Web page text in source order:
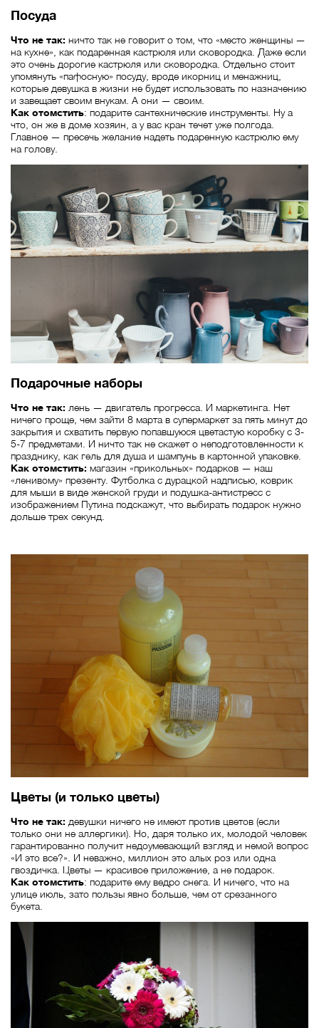
Посуда
Что не так: ничто так не говорит о том, что «место женщины —
на кухне», как подаренная кастрюля или сковородка. Даже если
это очень дорогие кастрюля или сковородка. Отдельно стоит
упомянуть «пафосную» посуду, вроде икорниц и менажниц,
которые девушка в жизни не будет использовать по назначению
и завещает своим внукам. А они — своим.
Как отомстить: подарите сантехнические инструменты. Ну а
что, он же в доме хозяин, а у вас кран течет уже полгода.
Главное — пресечь желание надеть подаренную кастрюлю ему
на голову.
Подарочные наборы
Что не так: лень — двигатель прогресса. И маркетинга. Нет
ничего проще, чем зайти 8 марта в супермаркет за пять минут до
закрытия и схватить первую попавшуюся цветастую коробку с 3-
5-7 предметами. И ничто так не скажет о неподготовленности к
празднику, как гель для душа и шампунь в картонной упаковке.
Как отомстить: магазин «прикольных» подарков — наш
«ленивому» презенту. Футболка с дурацкой надписью, коврик
для мыши в виде женской груди и подушка-антистресс с
изображением Путина подскажут, что выбирать подарок нужно
дольше трех секунд.
Цветы (и только цветы)
Что не так: девушки ничего не имеют против цветов (если
только они не аллергики). Но, даря только их, молодой человек
гарантированно получит недоумевающий взгляд и немой вопрос
«И это все?». И неважно, миллион это алых роз или одна
гвоздичка. Цветы — красивое приложение, а не подарок.
Как отомстить: подарите ему ведро снега. И ничего, что на
улице июль, зато пользы явно больше, чем от срезанного
букета.